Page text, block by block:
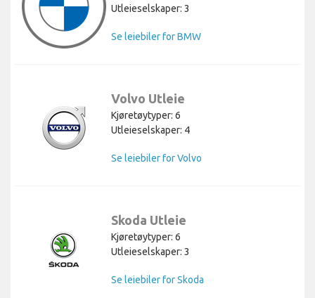
Utleieselskaper: 3
Se leiebiler for BMW
Volvo Utleie
Kjøretøytyper: 6
Utleieselskaper: 4
Se leiebiler for Volvo
Skoda Utleie
Kjøretøytyper: 6
Utleieselskaper: 3
Se leiebiler for Skoda